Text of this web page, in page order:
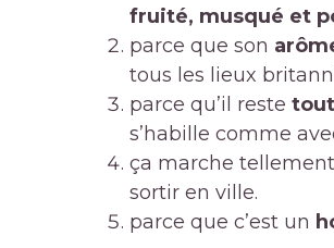
fruité, musqué et
parce que son
tous les lieux
parce qu’il reste
s’habille comme
ça marche tellement
sortir en ville.
parce que c’est un